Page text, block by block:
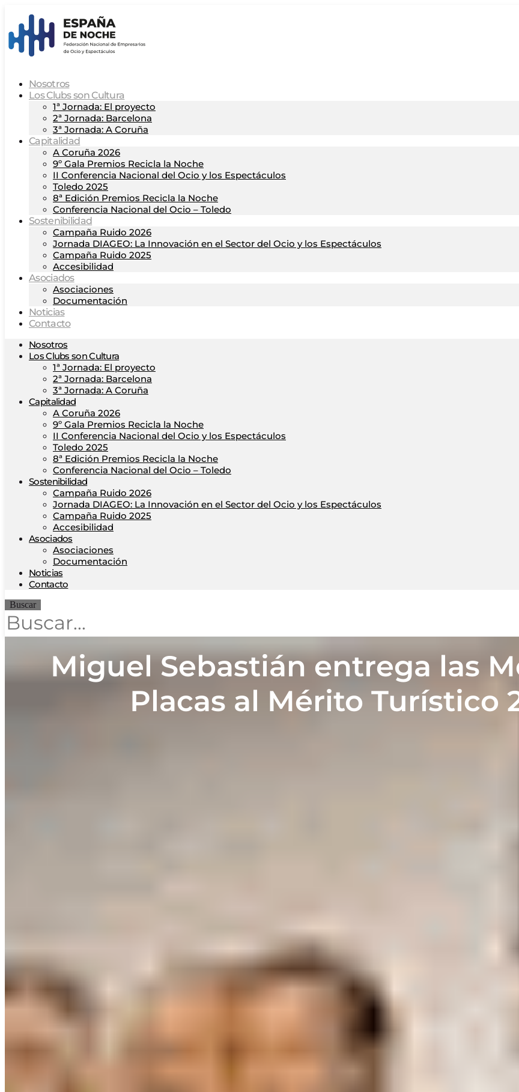
Nosotros
Los Clubs son Cultura
1ª Jornada: El proyecto
2ª Jornada: Barcelona
3ª Jornada: A Coruña
Capitalidad
A Coruña 2026
9º Gala Premios Recicla la Noche
II Conferencia Nacional del Ocio y los Espectáculos
Toledo 2025
8ª Edición Premios Recicla la Noche
Conferencia Nacional del Ocio – Toledo
Sostenibilidad
Campaña Ruido 2026
Jornada DIAGEO: La Innovación en el Sector del Ocio y los Espectáculos
Campaña Ruido 2025
Accesibilidad
Asociados
Asociaciones
Documentación
Noticias
Contacto
Nosotros
Los Clubs son Cultura
1ª Jornada: El proyecto
2ª Jornada: Barcelona
3ª Jornada: A Coruña
Capitalidad
A Coruña 2026
9º Gala Premios Recicla la Noche
II Conferencia Nacional del Ocio y los Espectáculos
Toledo 2025
8ª Edición Premios Recicla la Noche
Conferencia Nacional del Ocio – Toledo
Sostenibilidad
Campaña Ruido 2026
Jornada DIAGEO: La Innovación en el Sector del Ocio y los Espectáculos
Campaña Ruido 2025
Accesibilidad
Asociados
Asociaciones
Documentación
Noticias
Contacto
Buscar
Miguel Sebastián entrega las
Placas al Mérito Turístico